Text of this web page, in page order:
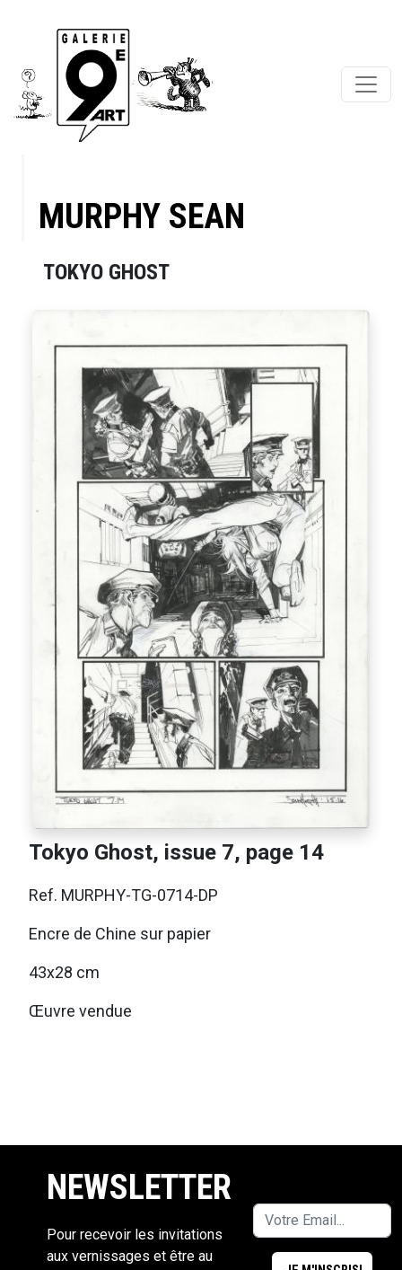
MURPHY SEAN
TOKYO GHOST
Tokyo Ghost, issue 7, page 14
Ref. MURPHY-TG-0714-DP
Encre de Chine sur papier
43x28 cm
Œuvre vendue
NEWSLETTER
Pour recevoir les invitations
aux vernissages et être au